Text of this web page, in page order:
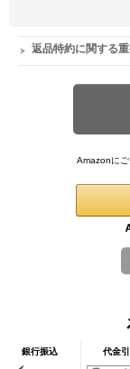
返品特約に関する
Amazonに
銀行振込 代金